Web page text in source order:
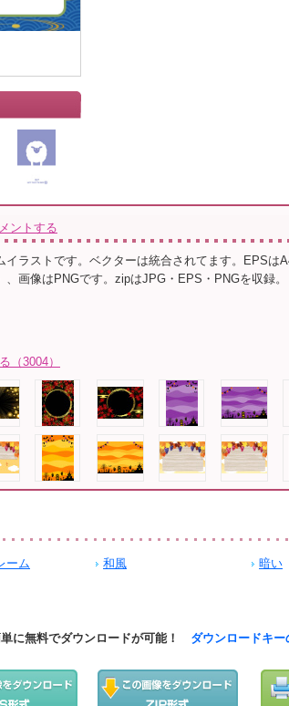
ントする
イラストです。ベクターは統合されてます。EPSは
、画像はPNGです。zipはJPG・EPS・PNGを収録。
（3004）
ーム 和風
暗い
に無料でダウンロードが可能！ ダウンロードキー